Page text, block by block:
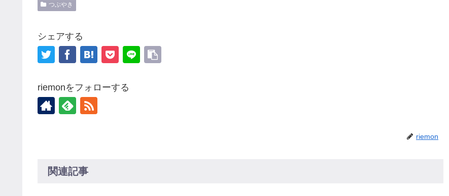
つぶやき
シェアする
riemonをフォローする
riemon
関連記事